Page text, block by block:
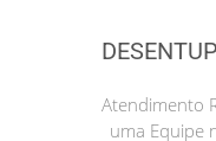
Atendimento
uma Equipe